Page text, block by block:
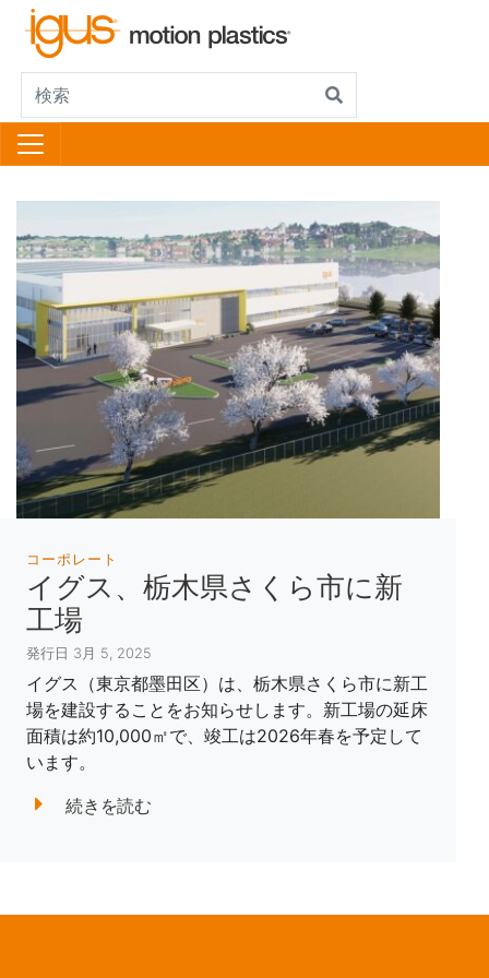
コーポレート
イグス、栃木県さくら市に新
工場
発行日 3月 5, 2025
イグス（東京都墨田区）は、栃木県さくら市に新工
場を建設することをお知らせします。新工場の延床
面積は約10,000㎡で、竣工は2026年春を予定して
います。
続きを読む